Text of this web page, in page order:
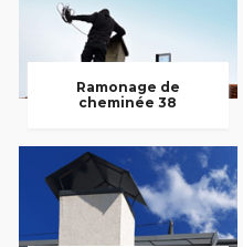
Ramonage de
cheminée 38